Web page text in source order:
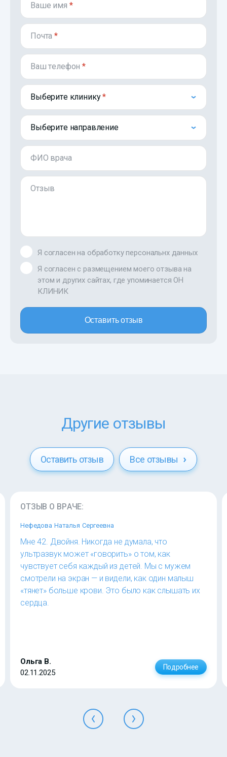
Ваше имя *
Почта*
Ваш телефон*
Выберите клинику
Выберите направление
ФИО врача
Отзыв
Я согласен на обработку персональнх данных
Я согласен с размещением моего отзыва на
этом и других сайтах, где упоминается ОН
КЛИНИК
Оставить отзыв
Другие отзывы
Оставить отзыв Все отзывы
ОТЗЫВ О ВРАЧЕ:
Нефедова Наталья Сергеевна
Мне 42. Двойня. Никогда не думала, что
ультразвук может «говорить» о том, как
чувствует себя каждый из детей. Мы с мужем
смотрели на экран — и видели, как один малыш
«тянет» больше крови. Это было как слышать их
сердца.
Ольга В.
02.11.2025
Подробнее